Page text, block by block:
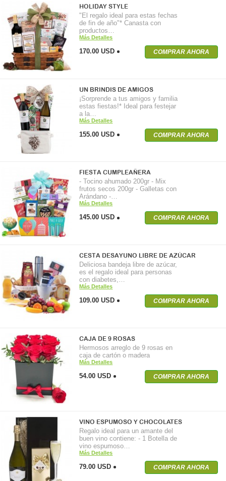
HOLIDAY STYLE
"El regalo ideal para estas fechas
de fin de año"* Canasta con
productos…
Más Detalles
170.00 USD COMPRAR AHORA
UN BRINDIS DE AMIGOS
¡Sorprende a tus amigos y familia
estas fiestas!* Ideal para festejar
a la…
Más Detalles
155.00 USD COMPRAR AHORA
FIESTA CUMPLEAÑERA
- Tocino ahumado 200gr - Mix
frutos secos 200gr - Galletas con
Arándano -…
Más Detalles
145.00 USD COMPRAR AHORA
CESTA DESAYUNO LIBRE DE AZÚCAR
Deliciosa bandeja libre de azúcar,
es el regalo ideal para personas
con diabetes,…
Más Detalles
109.00 USD COMPRAR AHORA
CAJA DE 9 ROSAS
Hermosos arreglo de 9 rosas en
caja de cartón o madera
Más Detalles
54.00 USD COMPRAR AHORA
VINO ESPUMOSO Y CHOCOLATES
Regalo ideal para un amante del
buen vino contiene: - 1 Botella de
vino espumoso…
Más Detalles
79.00 USD COMPRAR AHORA